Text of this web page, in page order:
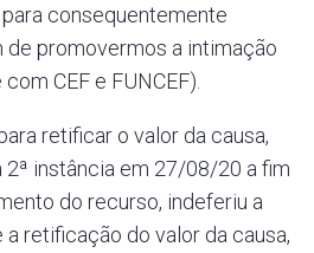
consequentemente
promovermos a intimação
CEF e FUNCEF).
retificar o valor da causa,
instância em 27/08/20 a fim
do recurso, indeferiu a
retificação do valor da causa,